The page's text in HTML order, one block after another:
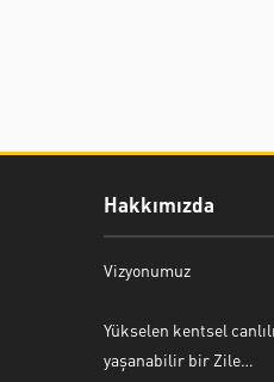
Hakkımızda
Vizyonumuz
Yükselen kentsel
yaşanabilir bir Zile…